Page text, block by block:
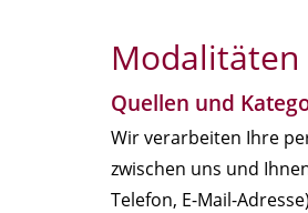
Quellen und
Wir verarbeiten Ihre
zwischen uns und
Telefon, E-Mail-